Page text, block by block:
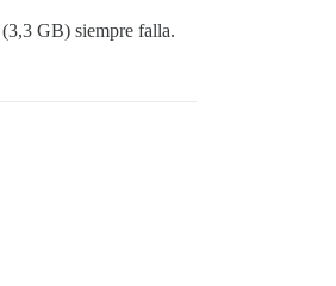
GB) siempre falla.